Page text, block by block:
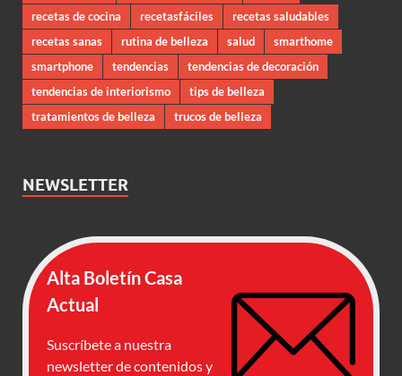
recetas de cocina
recetasfáciles
recetas saludables
recetas sanas
rutina de belleza salud
smarthome
smartphone
tendencias
tendencias de decoración
tendencias de interiorismo
tips de belleza
tratamientos de belleza
trucos de belleza
NEWSLETTER
Alta Boletín Casa
Actual
Suscríbete a nuestra
newsletter de contenidos y